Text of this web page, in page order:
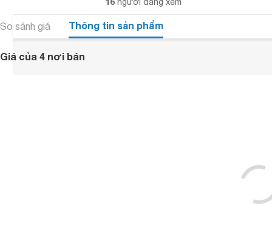
So sánh giá Thông tin sản phẩm
Giá của 4 nơi bán